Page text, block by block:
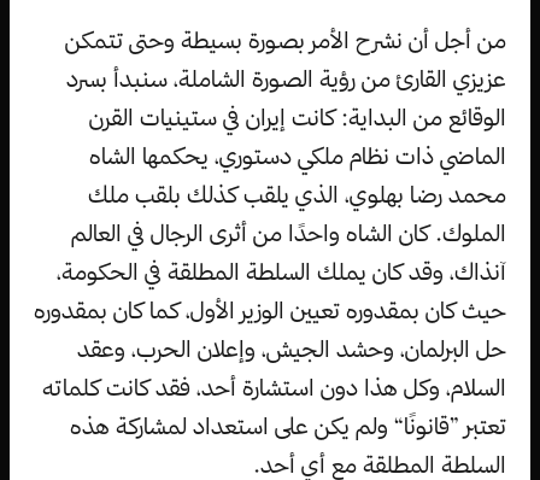
من أجل أن نشرح الأمر بصورة بسيطة وحتى تتمكن
عزيزي القارئ من رؤية الصورة الشاملة، سنبدأ بسرد
الوقائع من البداية: كانت إيران في ستينيات القرن
الماضي ذات نظام ملكي دستوري، يحكمها الشاه
محمد رضا بهلوي، الذي يلقب كذلك بلقب ملك
الملوك. كان الشاه واحدًا من أثرى الرجال في العالم
آنذاك، وقد كان يملك السلطة المطلقة في الحكومة،
حيث كان بمقدوره تعيين الوزير الأول، كما كان بمقدوره
حل البرلمان، وحشد الجيش، وإعلان الحرب، وعقد
السلام، وكل هذا دون استشارة أحد، فقد كانت كلماته
تعتبر ”قانونًا“ ولم يكن على استعداد لمشاركة هذه
السلطة المطلقة مع أي أحد.